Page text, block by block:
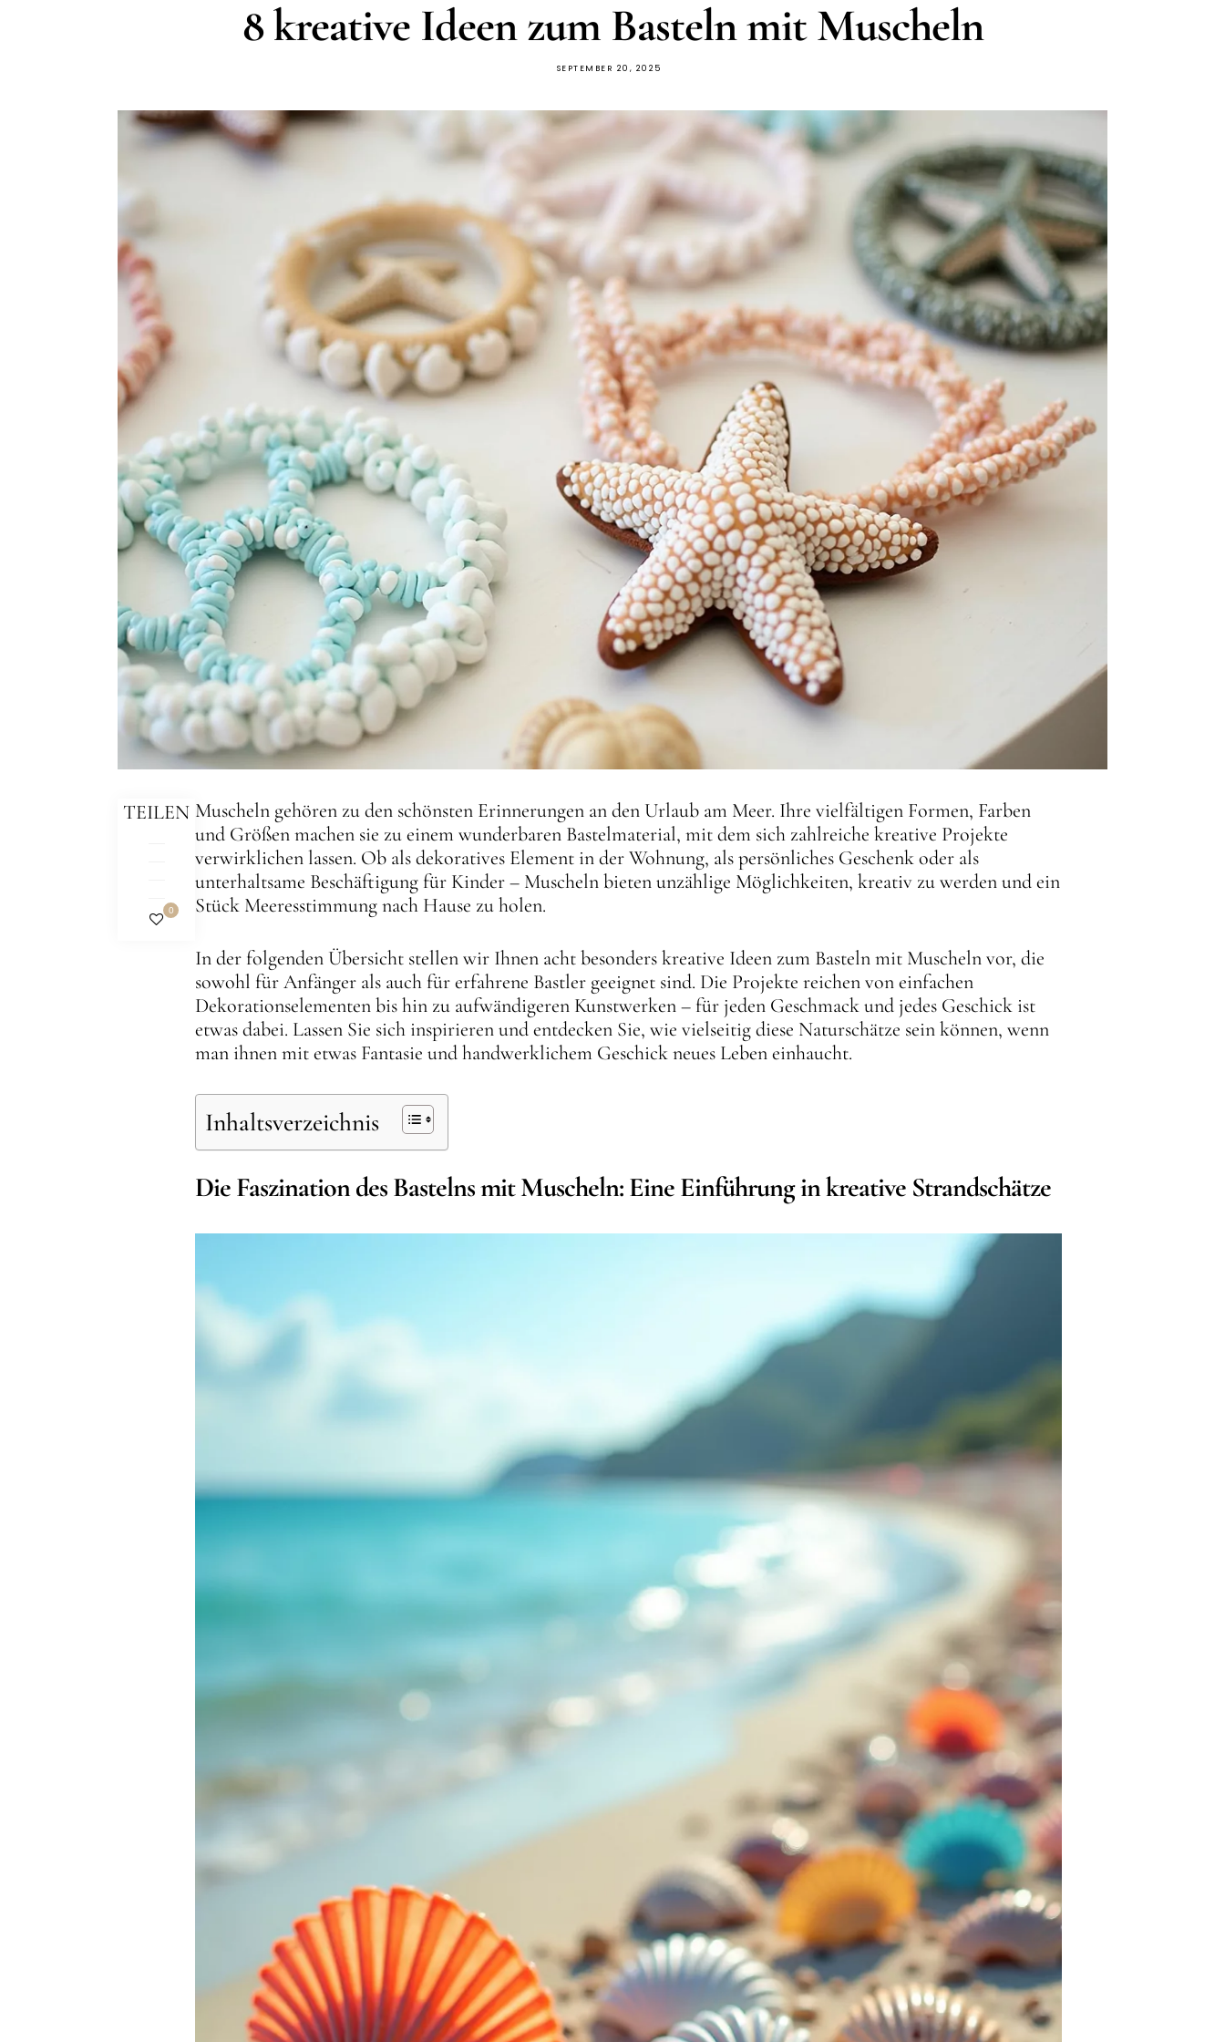
8 kreative Ideen zum Basteln mit Muscheln
SEPTEMBER 20, 2025
TEILEN
0
Muscheln gehören zu den schönsten Erinnerungen an den Urlaub am Meer. Ihre vielfältigen Formen, Farben
und Größen machen sie zu einem wunderbaren Bastelmaterial, mit dem sich zahlreiche kreative Projekte
verwirklichen lassen. Ob als dekoratives Element in der Wohnung, als persönliches Geschenk oder als
unterhaltsame Beschäftigung für Kinder – Muscheln bieten unzählige Möglichkeiten, kreativ zu werden und ein
Stück Meeresstimmung nach Hause zu holen.
In der folgenden Übersicht stellen wir Ihnen acht besonders kreative Ideen zum Basteln mit Muscheln vor, die
sowohl für Anfänger als auch für erfahrene Bastler geeignet sind. Die Projekte reichen von einfachen
Dekorationselementen bis hin zu aufwändigeren Kunstwerken – für jeden Geschmack und jedes Geschick ist
etwas dabei. Lassen Sie sich inspirieren und entdecken Sie, wie vielseitig diese Naturschätze sein können, wenn
man ihnen mit etwas Fantasie und handwerklichem Geschick neues Leben einhaucht.
Inhaltsverzeichnis
Die Faszination des Bastelns mit Muscheln: Eine Einführung in kreative Strandschätze